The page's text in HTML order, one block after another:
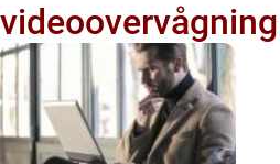
videoovervågning